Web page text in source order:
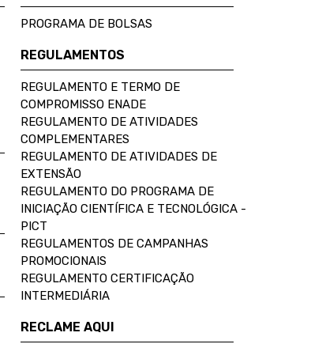
PROGRAMA DE BOLSAS
REGULAMENTOS
REGULAMENTO E TERMO DE
COMPROMISSO ENADE
REGULAMENTO DE ATIVIDADES
COMPLEMENTARES
REGULAMENTO DE ATIVIDADES DE
EXTENSÃO
REGULAMENTO DO PROGRAMA DE
INICIAÇÃO CIENTÍFICA E TECNOLÓGICA -
PICT
REGULAMENTOS DE CAMPANHAS
PROMOCIONAIS
REGULAMENTO CERTIFICAÇÃO
INTERMEDIÁRIA
RECLAME AQUI